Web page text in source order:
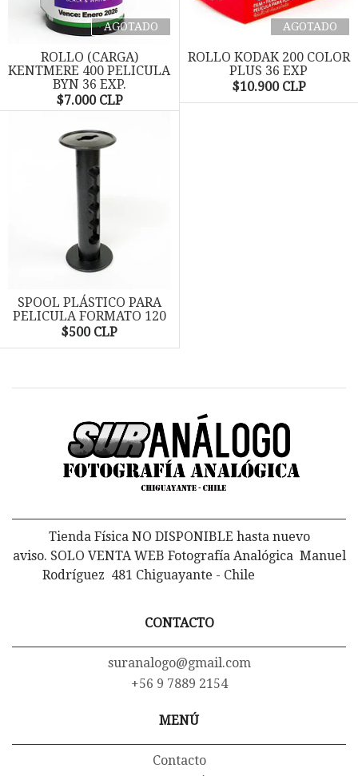
AGOTADO
ROLLO (CARGA)
KENTMERE 400 PELICULA
BYN 36 EXP.
$7.000 CLP
AGOTADO
ROLLO KODAK 200 COLOR
PLUS 36 EXP
$10.900 CLP
SPOOL PLÁSTICO PARA
PELICULA FORMATO 120
$500 CLP
Tienda Física NO DISPONIBLE hasta nuevo
aviso. SOLO VENTA WEB Fotografía Analógica Manuel
Rodríguez 481 Chiguayante - Chile
CONTACTO
suranalogo@gmail.com
+56 9 7889 2154
MENÚ
Contacto